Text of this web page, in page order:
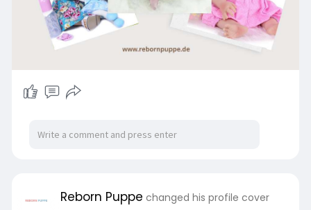
Reborn Puppe changed his profile cover